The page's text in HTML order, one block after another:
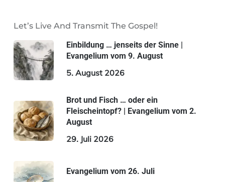
Let’s Live And Transmit The Gospel!
Einbildung … jenseits der Sinne |
Evangelium vom 9. August
5. August 2026
Brot und Fisch … oder ein
Fleischeintopf? | Evangelium vom 2.
August
29. Juli 2026
Evangelium vom 26. Juli